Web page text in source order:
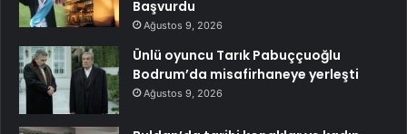
Başvurdu
Ağustos 9, 2026
Ünlü oyuncu Tarık Pabuççuoğlu
Bodrum’da misafirhaneye yerleşti
Ağustos 9, 2026